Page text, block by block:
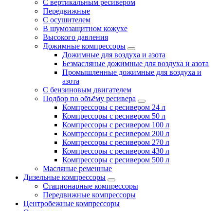
С вертикальным ресивером
Передвижные
С осушителем
В шумозащитном кожухе
Высокого давления
Дожимные компрессоры
Дожимные для воздуха и азота
Безмасляные дожимные для воздуха и азота
Промышленные дожимные для воздуха и
азота
С бензиновым двигателем
Подбор по объёму ресивера
Компрессоры с ресивером 24 л
Компрессоры с ресивером 50 л
Компрессоры с ресивером 100 л
Компрессоры с ресивером 200 л
Компрессоры с ресивером 270 л
Компрессоры с ресивером 430 л
Компрессоры с ресивером 500 л
Масляные ременные
Дизельные компрессоры
Стационарные компрессоры
Передвижные компрессоры
Центробежные компрессоры